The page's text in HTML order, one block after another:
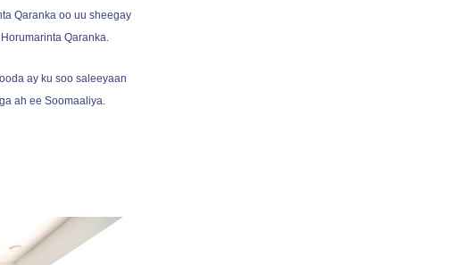
Qaranka oo uu sheegay
Qaranka.
ay ku soo saleeyaan
ah ee Soomaaliya.